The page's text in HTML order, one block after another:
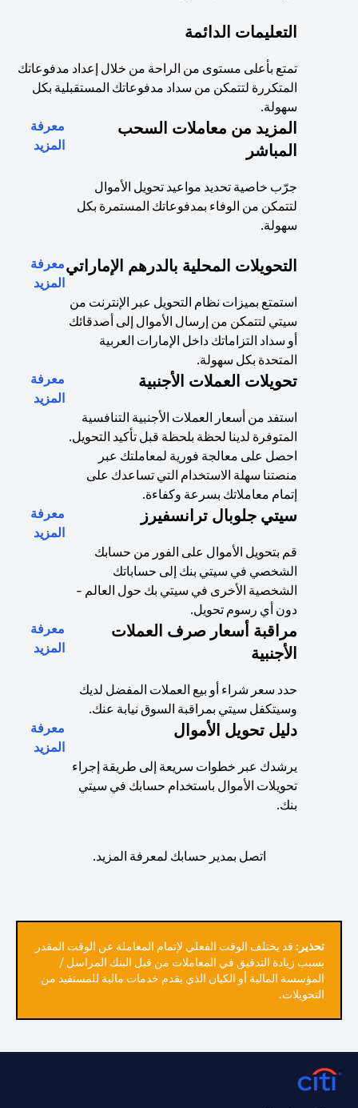
التعليمات الدائمة
تمتع بأعلى مستوى من الراحة من خلال إعداد مدفوعاتك
المتكررة لتتمكن من سداد مدفوعاتك المستقبلية بكل
سهولة.
المزيد من معاملات السحب
المباشر
جرّب خاصية تحديد مواعيد تحويل الأموال
لتتمكن من الوفاء بمدفوعاتك المستمرة بكل
سهولة.
معرفة
المزيد
التحويلات المحلية بالدرهم الإماراتي
استمتع بميزات نظام التحويل عبر الإنترنت من
سيتي لتتمكن من إرسال الأموال إلى أصدقائك
أو سداد التزاماتك داخل الإمارات العربية
المتحدة بكل سهولة.
معرفة
المزيد
تحويلات العملات الأجنبية
استفد من أسعار العملات الأجنبية التنافسية
المتوفرة لدينا لحظة بلحظة قبل تأكيد التحويل.
احصل على معالجة فورية لمعاملتك عبر
منصتنا سهلة الاستخدام التي تساعدك على
إتمام معاملاتك بسرعة وكفاءة.
معرفة
المزيد
سيتي جلوبال ترانسفيرز
قم بتحويل الأموال على الفور من حسابك
الشخصي في سيتي بنك إلى حساباتك
الشخصية الأخرى في سيتي بك حول العالم -
دون أي رسوم تحويل.
معرفة
المزيد
مراقبة أسعار صرف العملات
الأجنبية
حدد سعر شراء أو بيع العملات المفضل لديك
وسيتكفل سيتي بمراقبة السوق نيابة عنك.
معرفة
المزيد
دليل تحويل الأموال
يرشدك عبر خطوات سريعة إلى طريقة إجراء
تحويلات الأموال باستخدام حسابك في سيتي
بنك.
معرفة
المزيد
اتصل بمدير حسابك لمعرفة المزيد.
تحذير: قد يختلف الوقت الفعلي لإتمام المعاملة عن الوقت المقدر
بسبب زيادة التدقيق في المعاملات من قبل البنك المراسل /
المؤسسة المالية أو الكيان الذي يقدم خدمات مالية للمستفيد من
التحويلات.